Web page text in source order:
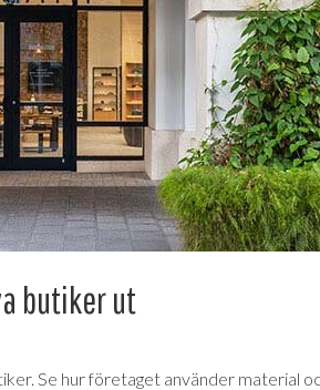
butiker ut
Se hur företaget använder material